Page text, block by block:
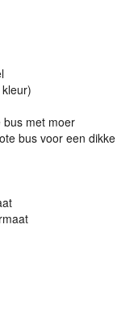
bus met moer
bus voor een dikke